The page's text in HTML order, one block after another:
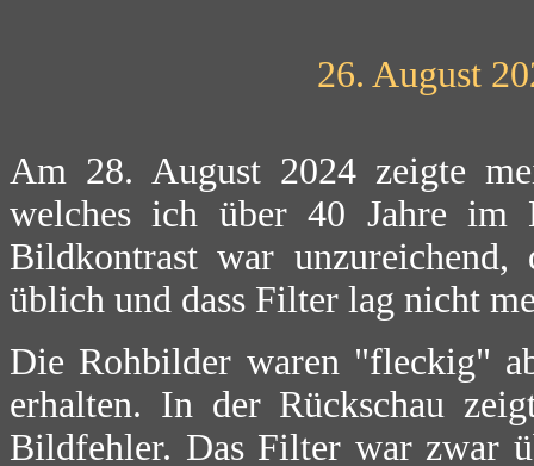
26. August
Am 28. August 2024 zeigte
welches ich über 40 Jahre im
Bildkontrast war
üblich und dass Filter lag nicht
Die Rohbilder waren "fleckig"
erhalten. In der Rückschau
Bildfehler. Das Filter war zwar